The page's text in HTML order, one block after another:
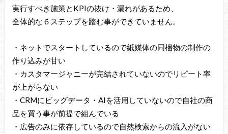
実行すべき施策とKPIの抜け・漏れがあるため、
全体的な６ステップを踏む事ができていません。
・ネットでスタートしているので紙媒体の同梱物の制作の
作り込みが甘い
・カスタマージャニーが完結されていないのでリピート率
が上がらない
・CRMにビッグデータ・AIを活用していないので自社の商
品を買う事が前提で組んでいる
・広告のみに依存しているので自然検索からの流入がない